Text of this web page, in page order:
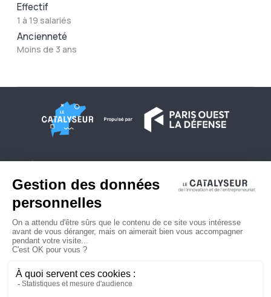
Effectif
1 à 19 salariés
Ancienneté
Moins de 3 ans
Conditions générales d'utilisation
Contactez-nous
Politique de confidentialité
Plan du site
© 2026 Copyright - Le Catalyseur